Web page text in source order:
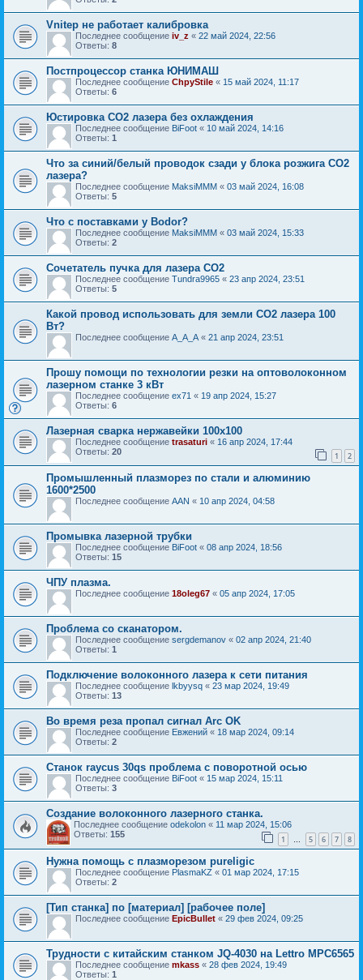
Vnitep не работает калибровка
Последнее сообщение iv_z « 22 май 2024, 22:56
Ответы: 8
Постпроцессор станка ЮНИМАШ
Последнее сообщение ChpyStile « 15 май 2024, 11:17
Ответы: 6
Юстировка CO2 лазера без охлаждения
Последнее сообщение BiFoot « 10 май 2024, 14:16
Ответы: 1
Что за синий/белый проводок сзади у блока розжига CO2
лазера?
Последнее сообщение MaksiMMM « 03 май 2024, 16:08
Ответы: 5
Что с поставками у Bodor?
Последнее сообщение MaksiMMM « 03 май 2024, 15:33
Ответы: 2
Сочетатель пучка для лазера CO2
Последнее сообщение Tundra9965 « 23 апр 2024, 23:51
Ответы: 5
Какой провод использовать для земли CO2 лазера 100
Вт?
Последнее сообщение A_A_A « 21 апр 2024, 23:51
Прошу помощи по технологии резки на оптоволоконном
лазерном станке 3 кВт
Последнее сообщение ex71 « 19 апр 2024, 15:27
Ответы: 6
Лазерная сварка нержавейки 100х100
Последнее сообщение trasaturi « 16 апр 2024, 17:44
Ответы: 20 1 2
Промышленный плазморез по стали и алюминию
1600*2500
Последнее сообщение AAN « 10 апр 2024, 04:58
Промывка лазерной трубки
Последнее сообщение BiFoot « 08 апр 2024, 18:56
Ответы: 15
ЧПУ плазма.
Последнее сообщение 18oleg67 « 05 апр 2024, 17:05
Проблема со сканатором.
Последнее сообщение sergdemanov « 02 апр 2024, 21:40
Ответы: 1
Подключение волоконного лазера к сети питания
Последнее сообщение lkbyysq « 23 мар 2024, 19:49
Ответы: 13
Во время реза пропал сигнал Arc OK
Последнее сообщение Евжений « 18 мар 2024, 09:14
Ответы: 2
Станок raycus 30qs проблема с поворотной осью
Последнее сообщение BiFoot « 15 мар 2024, 15:11
Ответы: 3
Создание волоконного лазерного станка.
Последнее сообщение odekolon « 11 мар 2024, 15:06
Ответы: 155 1 … 5 6 7 8
Нужна помощь с плазморезом pureligic
Последнее сообщение PlasmaKZ « 01 мар 2024, 17:15
Ответы: 2
[Тип станка] по [материал] [рабочее поле]
Последнее сообщение EpicBullet « 29 фев 2024, 09:25
Трудности с китайским станком JQ-4030 на Lettro MPC6565
Последнее сообщение mkass « 28 фев 2024, 19:49
Ответы: 1